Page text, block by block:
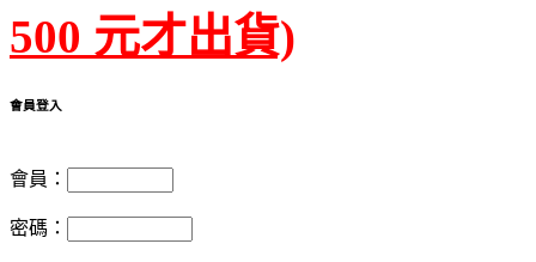
500 元才出貨)
會員登入
會員：
密碼：